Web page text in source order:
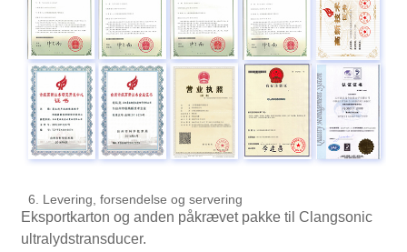
6. Levering, forsendelse og servering
Eksportkarton og anden påkrævet pakke til Clangsonic
ultralydstransducer.